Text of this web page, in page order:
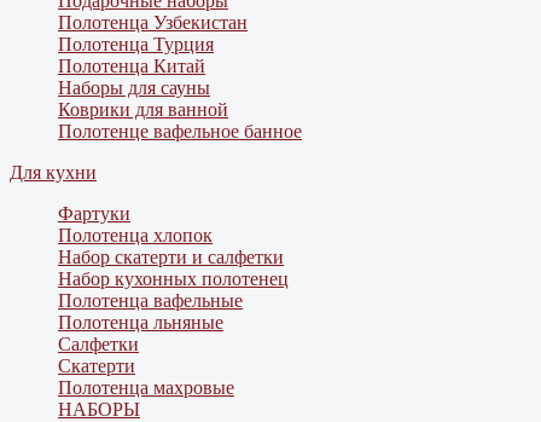
Полотенца Узбекистан
Полотенца Турция
Полотенца Китай
Наборы для сауны
Коврики для ванной
Полотенце вафельное банное
Для кухни
Фартуки
Полотенца хлопок
Набор скатерти и салфетки
Набор кухонных полотенец
Полотенца вафельные
Полотенца льняные
Салфетки
Скатерти
Полотенца махровые
НАБОРЫ